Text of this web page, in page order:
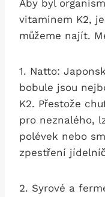
Aby byl
vitaminem K2,
můžeme najít.
1. Natto:
bobule jsou
K2. Přestože
pro neznalého,
polévek nebo
zpestření
2. Syrové a